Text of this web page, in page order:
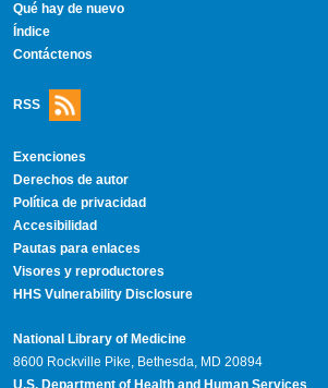
Qué hay de nuevo
Índice
Contáctenos
RSS
Exenciones
Derechos de autor
Política de privacidad
Accesibilidad
Pautas para enlaces
Visores y reproductores
HHS Vulnerability Disclosure
National Library of Medicine
8600 Rockville Pike, Bethesda, MD 20894
U.S. Department of Health and Human Services